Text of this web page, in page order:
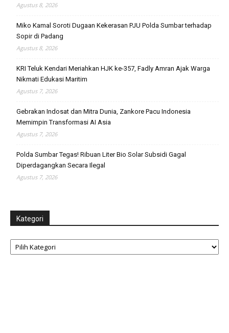
Agustus 8, 2026
Miko Kamal Soroti Dugaan Kekerasan PJU Polda Sumbar terhadap
Sopir di Padang
Agustus 8, 2026
KRI Teluk Kendari Meriahkan HJK ke-357, Fadly Amran Ajak Warga
Nikmati Edukasi Maritim
Agustus 7, 2026
Gebrakan Indosat dan Mitra Dunia, Zankore Pacu Indonesia
Memimpin Transformasi AI Asia
Agustus 7, 2026
Polda Sumbar Tegas! Ribuan Liter Bio Solar Subsidi Gagal
Diperdagangkan Secara Ilegal
Agustus 7, 2026
Kategori
Kategori